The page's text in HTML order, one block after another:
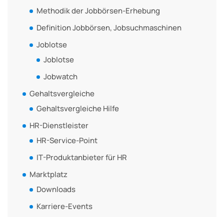
Methodik der Jobbörsen-Erhebung
Definition Jobbörsen, Jobsuchmaschinen
Joblotse
Joblotse
Jobwatch
Gehaltsvergleiche
Gehaltsvergleiche Hilfe
HR-Dienstleister
HR-Service-Point
IT-Produktanbieter für HR
Marktplatz
Downloads
Karriere-Events